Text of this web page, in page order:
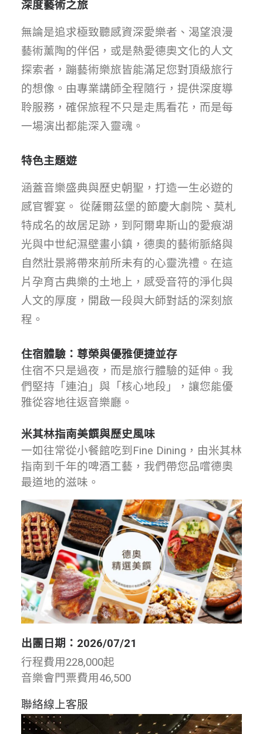
深度藝術之旅
無論是追求極致聽感資深愛樂者、渴望浪漫
藝術薰陶的伴侶，或是熱愛德奧文化的人文
探索者，蹦藝術樂旅皆能滿足您對頂級旅行
的想像。由專業講師全程隨行，提供深度導
聆服務，確保旅程不只是走馬看花，而是每
一場演出都能深入靈魂。
特色主題遊
涵蓋音樂盛典與歷史朝聖，打造一生必遊的
感官饗宴。 從薩爾茲堡的節慶大劇院、莫札
特成名的故居足跡，到阿爾卑斯山的愛痕湖
光與中世紀濕壁畫小鎮，德奧的藝術脈絡與
自然壯景將帶來前所未有的心靈洗禮。在這
片孕育古典樂的土地上，感受音符的淨化與
人文的厚度，開啟一段與大師對話的深刻旅
程。
住宿體驗 ：尊榮與優雅便捷並存
住宿不只是過夜，而是旅行體驗的延伸。我
們堅持「連泊」與「核心地段」，讓您能優
雅從容地往返音樂廳。
米其林指南美饌與歷史風味
一如往常從小餐館吃到Fine Dining，由米其林
指南到千年的啤酒工藝，我們帶您品嚐德奧
最道地的滋味。
出團日期：2026/07/21
行程費用 228,000起
音樂會門票費用 46,500
聯絡線上客服